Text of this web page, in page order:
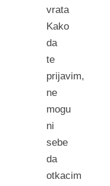
vrata
Kako
da
te
prijavim,
ne
mogu
ni
sebe
da
otkacim